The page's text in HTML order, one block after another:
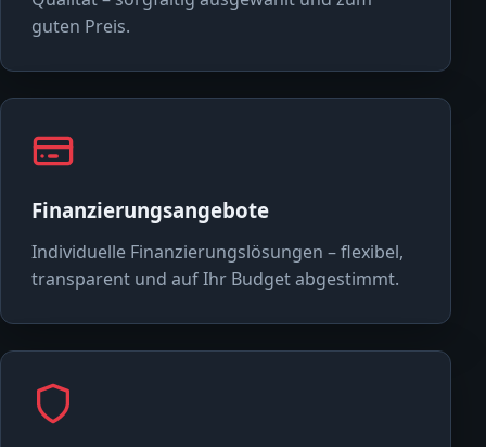
guten Preis.
Finanzierungsangebote
Individuelle Finanzierungslösungen – flexibel,
transparent und auf Ihr Budget abgestimmt.